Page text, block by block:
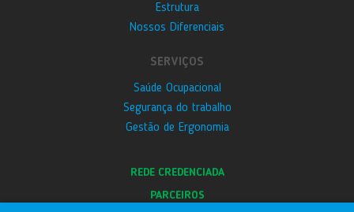
Estrutura
Nossos Diferenciais
SERVIÇOS
Saúde Ocupacional
Segurança do trabalho
Gestão de Ergonomia
REDE CREDENCIADA
PARCEIROS